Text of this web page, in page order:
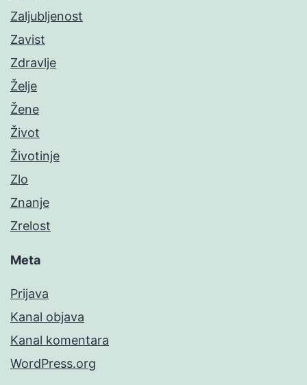
Zaljubljenost
Zavist
Zdravlje
Želje
Žene
Život
Životinje
Zlo
Znanje
Zrelost
Meta
Prijava
Kanal objava
Kanal komentara
WordPress.org